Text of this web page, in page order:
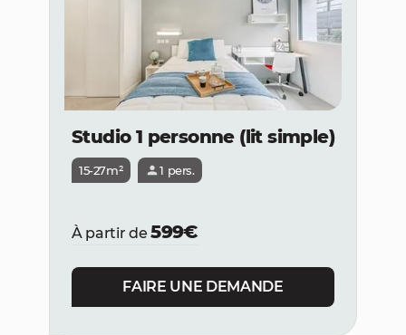
Studio 1 personne (lit simple)
15-27m² 1 pers.
À partir de599€
FAIRE UNE DEMANDE